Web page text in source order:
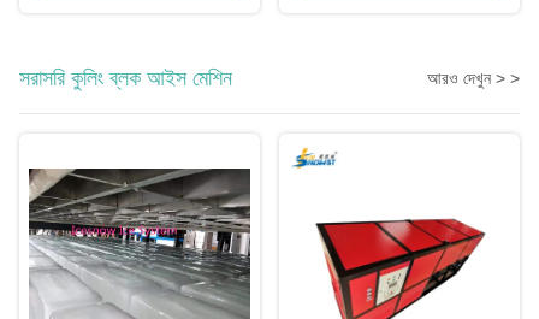
সরাসরি কুলিং ব্লক আইস মেশিন আরও দেখুন > >